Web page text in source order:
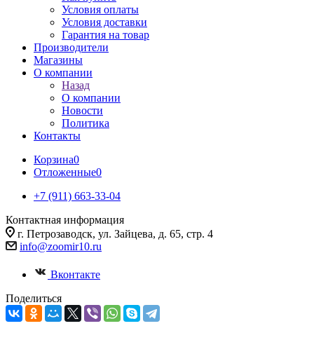
Условия оплаты
Условия доставки
Гарантия на товар
Производители
Магазины
О компании
Назад
О компании
Новости
Политика
Контакты
Корзина0
Отложенные0
+7 (911) 663-33-04
Контактная информация
г. Петрозаводск, ул. Зайцева, д. 65, стр. 4
info@zoomir10.ru
Вконтакте
Поделиться